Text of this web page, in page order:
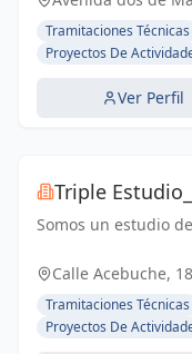
de proyectos de
industriales,...
Tramitaciones Técnicas
Proyectos De
Ver Perfil
Triple
Somos un estudio
equipo propia para
Calle Acebuche,
Tramitaciones Técnicas
Proyectos De